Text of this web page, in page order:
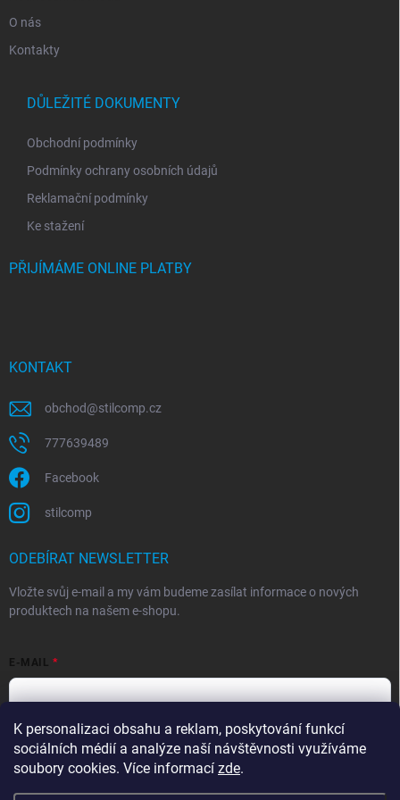
K personalizaci obsahu a reklam, poskytování funkcí
sociálních médií a analýze naší návštěvnosti využíváme
soubory cookies. Více informací zde.
O nás
Kontakty
DŮLEŽITÉ DOKUMENTY
Obchodní podmínky
Podmínky ochrany osobních údajů
Reklamační podmínky
Ke stažení
PŘIJÍMÁME ONLINE PLATBY
KONTAKT
obchod@stilcomp.cz
777639489
Facebook
stilcomp
ODEBÍRAT NEWSLETTER
Vložte svůj e-mail a my vám budeme zasílat informace o nových
produktech na našem e-shopu.
E-MAIL
Souhlasím spodmínkami ochrany osobních údajů
Přihlásit se